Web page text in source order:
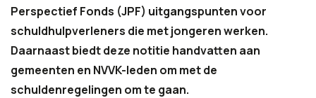
Perspectief Fonds (JPF) uitgangspunten voor
schuldhulpverleners die met jongeren werken.
Daarnaast biedt deze notitie handvatten aan
gemeenten en NVVK-leden om met de
schuldenregelingen om te gaan.